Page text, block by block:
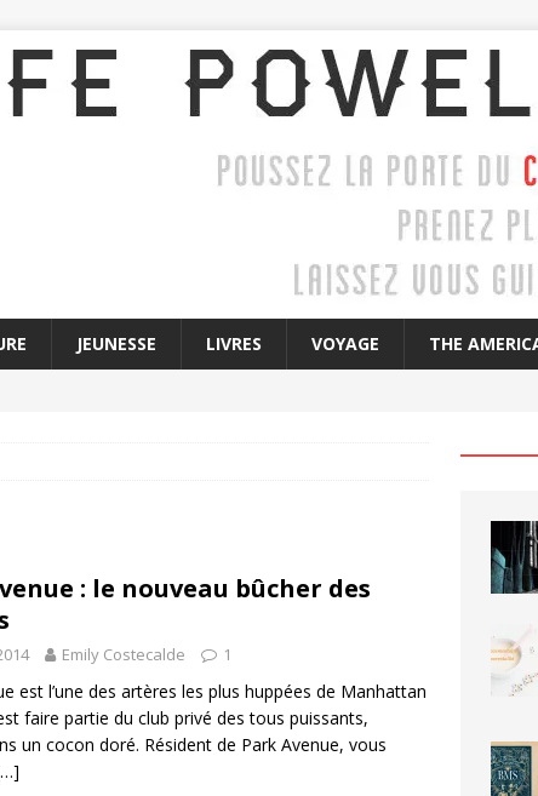
JEUNESSE LIVRES VOYAGE THE
: le nouveau bûcher des
Emily Costecalde 1
est l’une des artères les plus huppées de Manhattan
faire partie du club privé des tous puissants,
un cocon doré. Résident de Park Avenue, vous